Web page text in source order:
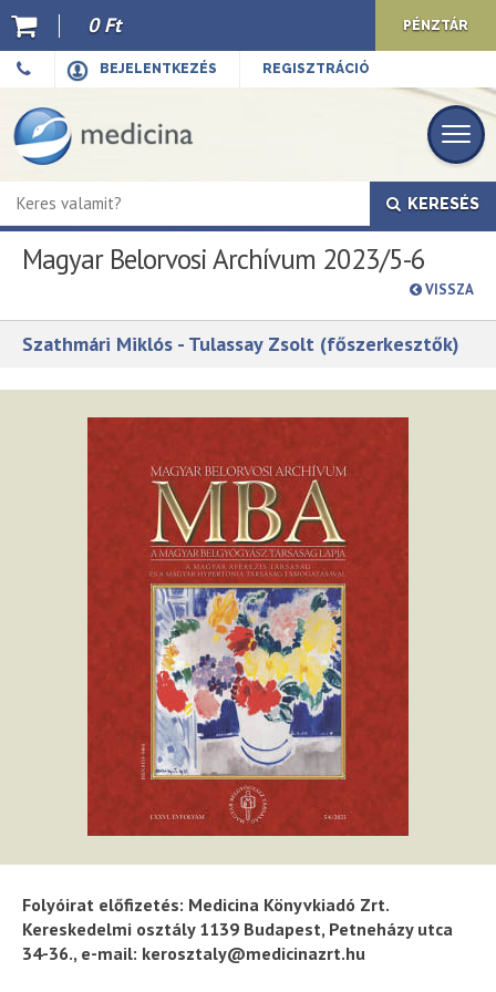
BEJELENTKEZÉS REGISZTRÁCIÓ
0 Ft PÉNZTÁR
KERESÉS
Magyar Belorvosi Archívum 2023/5-6
Szathmári Miklós - Tulassay Zsolt (főszerkesztők)
VISSZA
Folyóirat előfizetés: Medicina Könyvkiadó Zrt.
Kereskedelmi osztály 1139 Budapest, Petneházy utca
34-36., e-mail: kerosztaly@medicinazrt.hu
Ajánló
Kiadványaink
E-book
Újdonságok
Akciók
Hírek